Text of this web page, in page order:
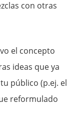
con otras
el concepto
ideas que ya
público (p.ej. el
reformulado